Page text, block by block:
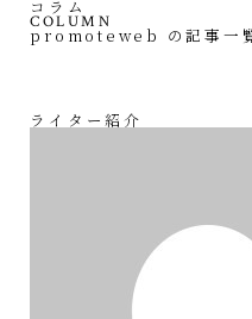
コラム
COLUMN
promoteweb の記事一
ライター紹介